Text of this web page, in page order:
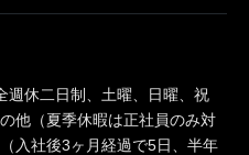
週休二日制、土曜、日曜、祝
他（夏季休暇は正社員のみ対
入社後3ヶ月経過で5日、半年